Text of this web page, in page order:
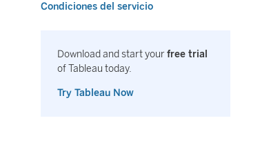
Condiciones del servicio
Download and start yourfree trial
of Tableau today.
Try Tableau Now